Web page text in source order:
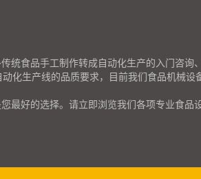
统食品手工制作转成自动化生产的入门咨
化生产线的品质要求，目前我们食品机械设
最好的选择。请立即浏览我们各项专业食品